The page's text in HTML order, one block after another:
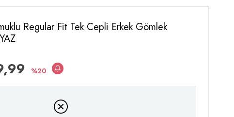
Regular Fit Tek Cepli Erkek Gömlek
20